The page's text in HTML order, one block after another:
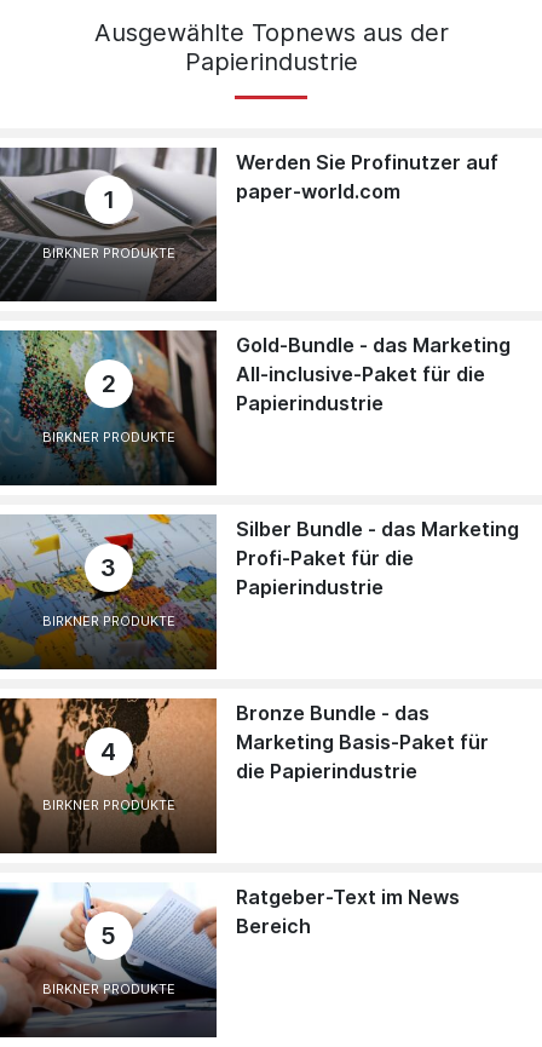
Ausgewählte Topnews aus der
Papierindustrie
1
BIRKNER PRODUKTE
Werden Sie Profinutzer auf
paper-world.com
2
BIRKNER PRODUKTE
Gold-Bundle - das Marketing
All-inclusive-Paket für die
Papierindustrie
3
BIRKNER PRODUKTE
Silber Bundle - das Marketing
Profi-Paket für die
Papierindustrie
4
BIRKNER PRODUKTE
Bronze Bundle - das
Marketing Basis-Paket für
die Papierindustrie
5
BIRKNER PRODUKTE
Ratgeber-Text im News
Bereich